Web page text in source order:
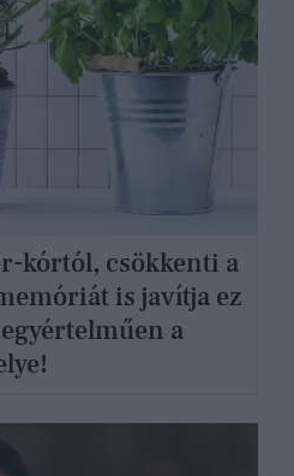
kórtól, csökkenti a
is javítja ez
a